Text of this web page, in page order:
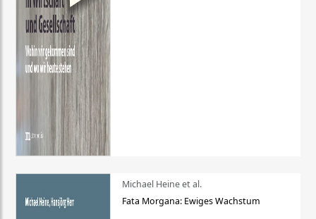
Michael Heine et al.
Fata Morgana: Ewiges Wachstum